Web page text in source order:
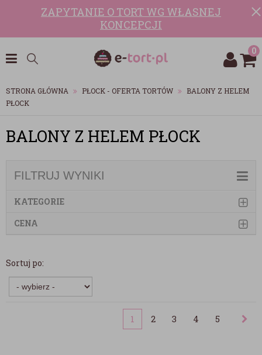
ZAPYTANIE O TORT WG WŁASNEJ
KONCEPCJI
0
STRONA GŁÓWNA PŁOCK - OFERTA TORTÓW
BALONY Z HELEM
PŁOCK
BALONY Z HELEM PŁOCK
FILTRUJ WYNIKI
KATEGORIE
CENA
Sortuj po:
1 2 3 4 5